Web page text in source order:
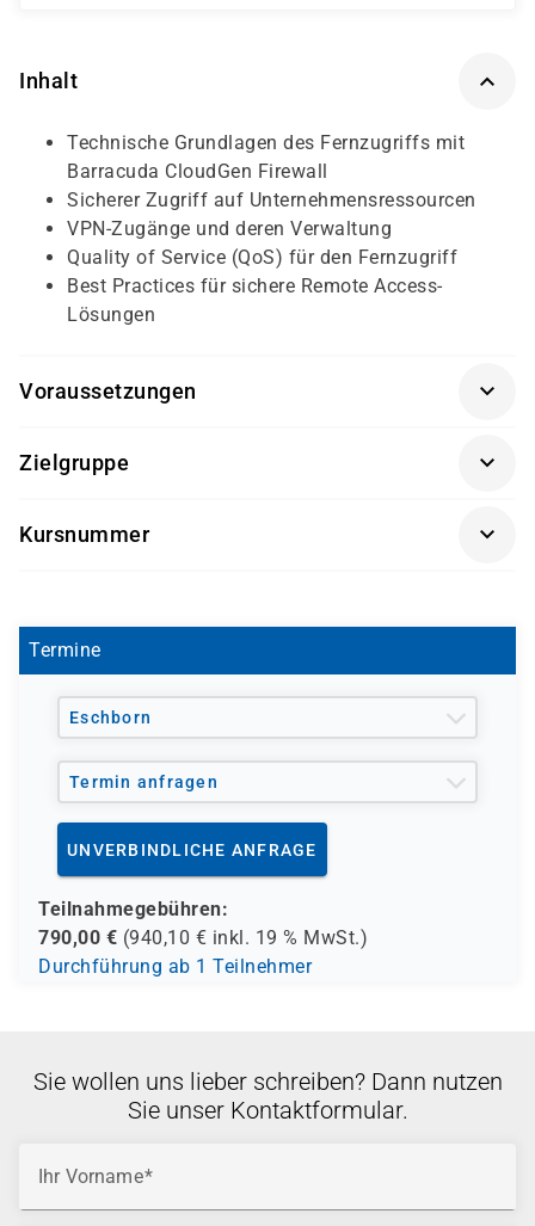
Inhalt
Technische Grundlagen des Fernzugriffs mit
Barracuda CloudGen Firewall
Sicherer Zugriff auf Unternehmensressourcen
VPN-Zugänge und deren Verwaltung
Quality of Service (QoS) für den Fernzugriff
Best Practices für sichere Remote Access-
Lösungen
Voraussetzungen
Foundation v9.0 (CGF01)“ oder vergleichbare
Zielgruppe
Netzwerktechniker. Die Teilnehmer müssen Barracuda-
Kursnummer
Termine
Eschborn
Termin anfragen
UNVERBINDLICHE ANFRAGE
Teilnahmegebühren:
790,00 € (940,10 € inkl. 19 % MwSt.)
Durchführung ab 1 Teilnehmer
Sie wollen uns lieber schreiben? Dann nutzen
Sie unser Kontaktformular.
Ihr Vorname